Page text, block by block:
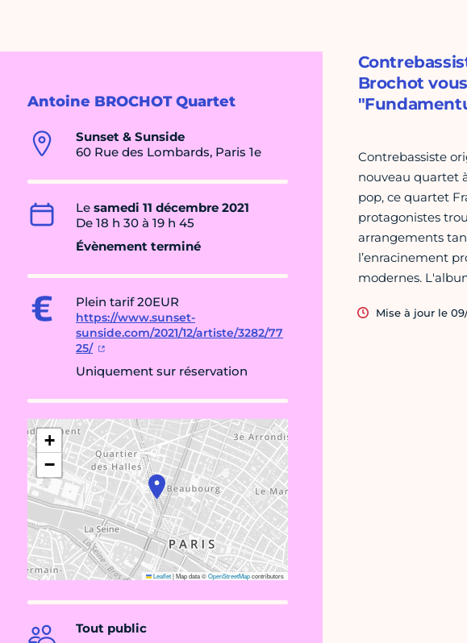
Antoine BROCHOT Quartet
Sunset & Sunside
60 Rue des Lombards, Paris 1e
Le samedi 11 décembre 2021
De 18 h 30 à 19 h 45
Évènement terminé
Plein tarif 20EUR
https://www.sunset-
sunside.com/2021/12/artiste/3282/77
25/
Uniquement sur réservation
+
−
Leaflet|Map data ©OpenStreetMapcontributors
Tout public
Brochot
Contrebassiste
nouveau quartet
pop, ce quartet
protagonistes
arrangements
l’enracinement
modernes.
Mise à jour le